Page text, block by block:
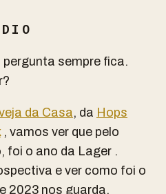
pergunta sempre fica.
da Casa, da Hops
, vamos ver que pelo
foi o ano da Lager .
e ver como foi o
2023 nos guarda.